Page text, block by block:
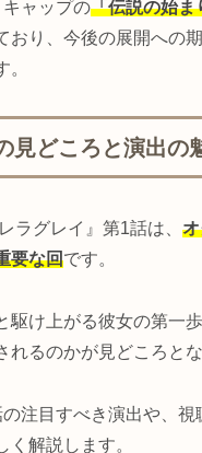
ャップの「伝説の始ま
おり、今後の展開への
見どころと演出の
ラグレイ』第1話は、
要な回です。
駆け上がる彼女の第一
れるのかが見どころとな
注目すべき演出や、視
く解説します。